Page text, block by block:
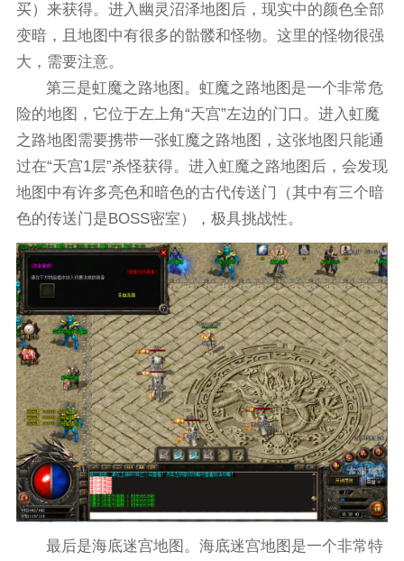
买）来获得。进入幽灵沼泽地图后，现实中的颜色全部
变暗，且地图中有很多的骷髅和怪物。这里的怪物很强
大，需要注意。
第三是虹魔之路地图。虹魔之路地图是一个非常危
险的地图，它位于左上角“天宫”左边的门口。进入虹魔
之路地图需要携带一张虹魔之路地图，这张地图只能通
过在“天宫1层”杀怪获得。进入虹魔之路地图后，会发现
地图中有许多亮色和暗色的古代传送门（其中有三个暗
色的传送门是BOSS密室），极具挑战性。
最后是海底迷宫地图。海底迷宫地图是一个非常特